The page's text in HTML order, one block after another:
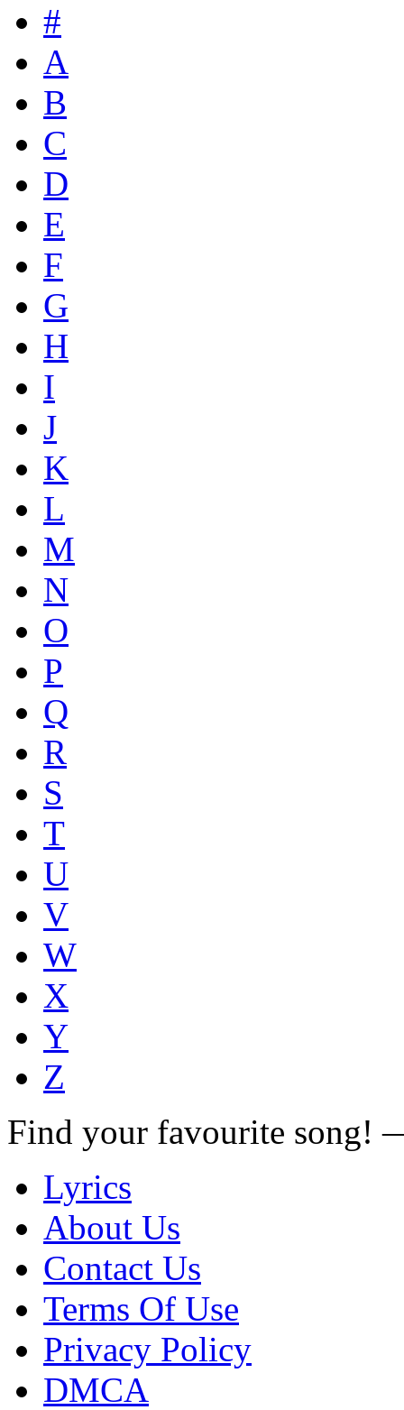
#
A
B
C
D
E
F
G
H
I
J
K
L
M
N
O
P
Q
R
S
T
U
V
W
X
Y
Z
Find your favourite song!
Lyrics
About Us
Contact Us
Terms Of Use
Privacy Policy
DMCA